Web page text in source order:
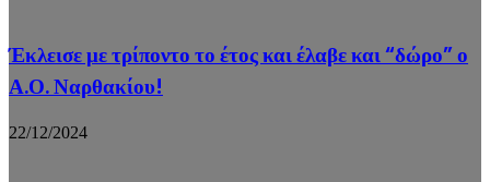
Έκλεισε με τρίποντο το έτος και έλαβε και “δώρο” ο
Α.Ο. Ναρθακίου!
22/12/2024